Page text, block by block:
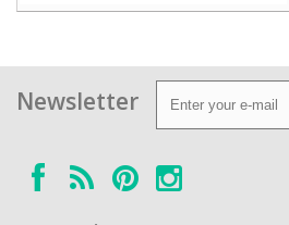
Newsletter